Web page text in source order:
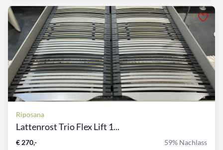
Riposana
Lattenrost Trio Flex Lift 1...
€ 270,- 59% Nachlass